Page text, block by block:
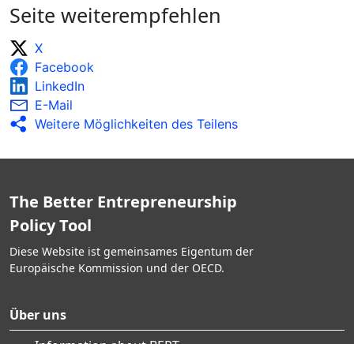
Seite weiterempfehlen
X
Facebook
LinkedIn
E-Mail
Weitere Möglichkeiten des Teilens
The Better Entrepreneurship
Policy Tool
Diese Website ist gemeinsames Eigentum der
Europäische Kommission und der OECD.
Über uns